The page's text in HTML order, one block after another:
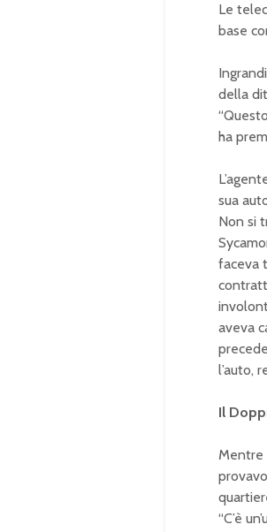
Le
base
della
ha
sua
Non si
faceva
aveva
l’auto,
Il
Mentre
“C’è